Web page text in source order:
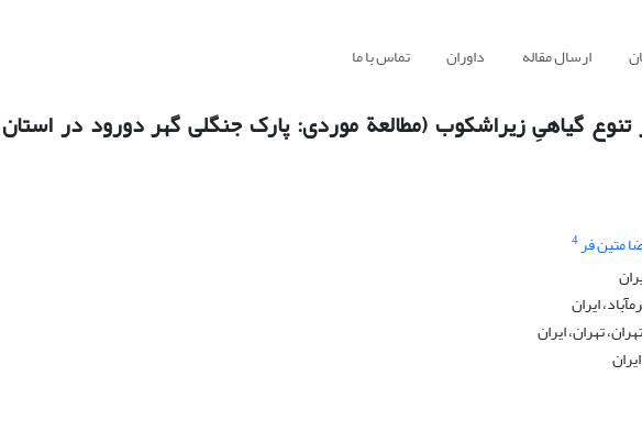
ارسال مقاله داوران تماس با ما
تنوع گیاهیِ زیراشکوب (مطالعة موردی: پارک جنگلی گهر دورود در استان
متین فر4
ایران
تهران، ایران